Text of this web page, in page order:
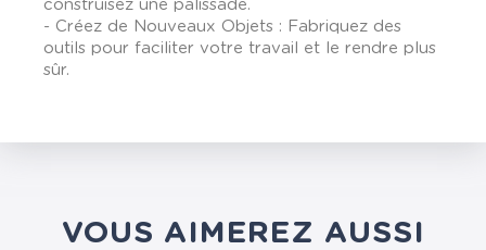
construisez une palissade.
- Créez de Nouveaux Objets : Fabriquez des
outils pour faciliter votre travail et le rendre plus
sûr.
VOUS AIMEREZ AUSSI